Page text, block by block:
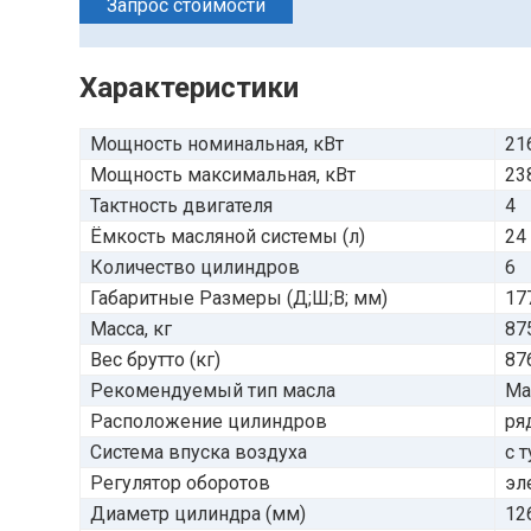
Запрос стоимости
Характеристики
Мощность номинальная, кВт
Мощность максимальная, кВт
Тактность двигателя
4
Ёмкость масляной системы (л)
24
Количество цилиндров
6
Габаритные Размеры (Д;Ш;В; мм)
Масса, кг
Вес брутто (кг)
Рекомендуемый тип масла
Расположение цилиндров
Система впуска воздуха
с
Регулятор оборотов
Диаметр цилиндра (мм)